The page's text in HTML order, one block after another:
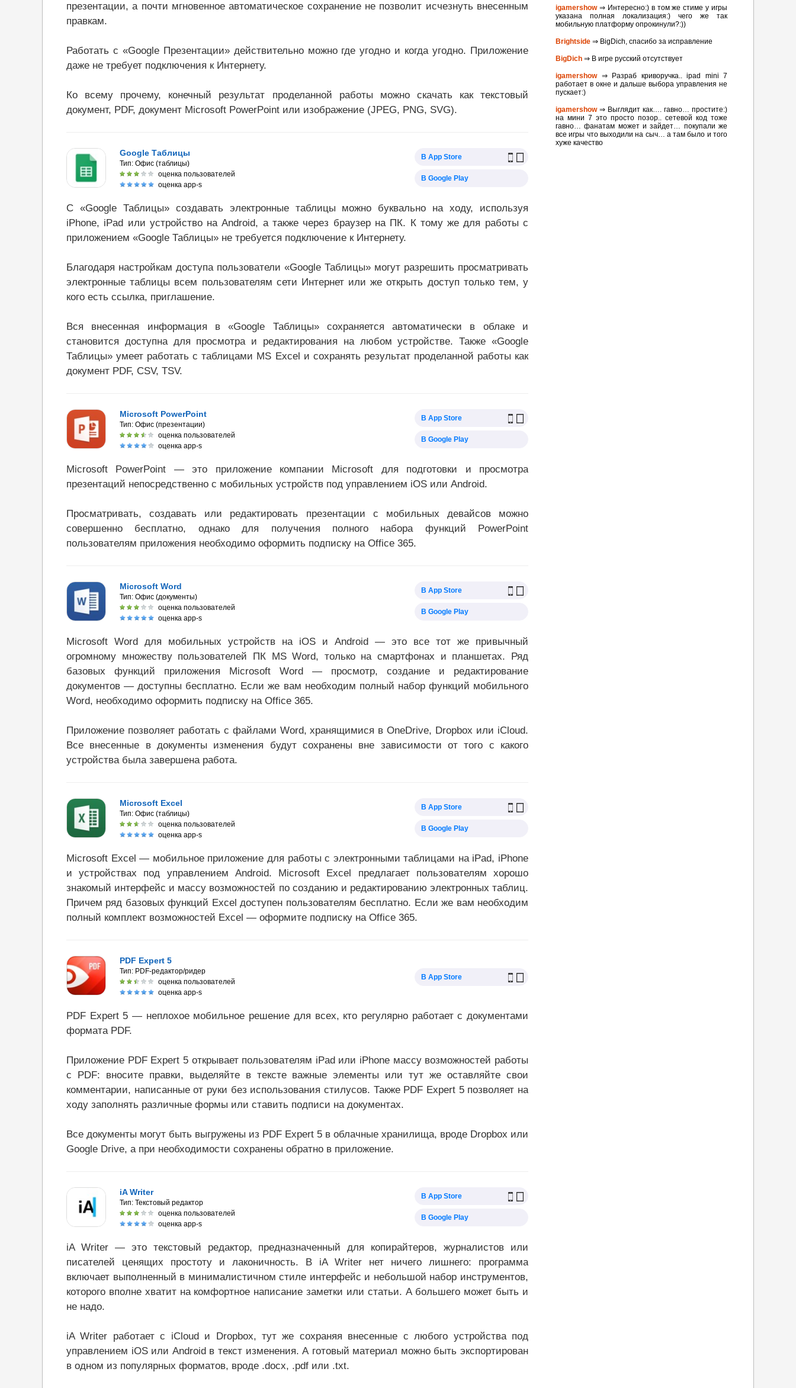
презентации, а почти мгновенное автоматическое сохранение не позволит исчезнуть внесенным
правкам.
Работать с «Google Презентации» действительно можно где угодно и когда угодно. Приложение
даже не требует подключения к Интернету.
Ко всему прочему, конечный результат проделанной работы можно скачать как текстовый
документ, PDF, документ Microsoft PowerPoint или изображение (JPEG, PNG, SVG).
Google Таблицы
Тип: Офис (таблицы)
оценка пользователей
оценка app-s
В App Store
В Google Play
С «Google Таблицы» создавать электронные таблицы можно буквально на ходу, используя
iPhone, iPad или устройство на Android, а также через браузер на ПК. К тому же для работы с
приложением «Google Таблицы» не требуется подключение к Интернету.
Благодаря настройкам доступа пользователи «Google Таблицы» могут разрешить просматривать
электронные таблицы всем пользователям сети Интернет или же открыть доступ только тем, у
кого есть ссылка, приглашение.
Вся внесенная информация в «Google Таблицы» сохраняется автоматически в облаке и
становится доступна для просмотра и редактирования на любом устройстве. Также «Google
Таблицы» умеет работать с таблицами MS Excel и сохранять результат проделанной работы как
документ PDF, CSV, TSV.
Microsoft PowerPoint
Тип: Офис (презентации)
оценка пользователей
оценка app-s
В App Store
В Google Play
Microsoft PowerPoint — это приложение компании Microsoft для подготовки и просмотра
презентаций непосредственно с мобильных устройств под управлением iOS или Android.
Просматривать, создавать или редактировать презентации с мобильных девайсов можно
совершенно бесплатно, однако для получения полного набора функций PowerPoint
пользователям приложения необходимо оформить подписку на Office 365.
Microsoft Word
Тип: Офис (документы)
оценка пользователей
оценка app-s
В App Store
В Google Play
Microsoft Word для мобильных устройств на iOS и Android — это все тот же привычный
огромному множеству пользователей ПК MS Word, только на смартфонах и планшетах. Ряд
базовых функций приложения Microsoft Word — просмотр, создание и редактирование
документов — доступны бесплатно. Если же вам необходим полный набор функций мобильного
Word, необходимо оформить подписку на Office 365.
Приложение позволяет работать с файлами Word, хранящимися в OneDrive, Dropbox или iCloud.
Все внесенные в документы изменения будут сохранены вне зависимости от того с какого
устройства была завершена работа.
Microsoft Excel
Тип: Офис (таблицы)
оценка пользователей
оценка app-s
В App Store
В Google Play
Microsoft Excel — мобильное приложение для работы с электронными таблицами на iPad, iPhone
и устройствах под управлением Android. Microsoft Excel предлагает пользователям хорошо
знакомый интерфейс и массу возможностей по созданию и редактированию электронных таблиц.
Причем ряд базовых функций Excel доступен пользователям бесплатно. Если же вам необходим
полный комплект возможностей Excel — оформите подписку на Office 365.
PDF Expert 5
Тип: PDF-редактор/ридер
оценка пользователей
оценка app-s
В App Store
PDF Expert 5 — неплохое мобильное решение для всех, кто регулярно работает с документами
формата PDF.
Приложение PDF Expert 5 открывает пользователям iPad или iPhone массу возможностей работы
с PDF: вносите правки, выделяйте в тексте важные элементы или тут же оставляйте свои
комментарии, написанные от руки без использования стилусов. Также PDF Expert 5 позволяет на
ходу заполнять различные формы или ставить подписи на документах.
Все документы могут быть выгружены из PDF Expert 5 в облачные хранилища, вроде Dropbox или
Google Drive, а при необходимости сохранены обратно в приложение.
iA Writer
Тип: Текстовый редактор
оценка пользователей
оценка app-s
В App Store
В Google Play
iA Writer — это текстовый редактор, предназначенный для копирайтеров, журналистов или
писателей ценящих простоту и лаконичность. В iA Writer нет ничего лишнего: программа
включает выполненный в минималистичном стиле интерфейс и небольшой набор инструментов,
которого вполне хватит на комфортное написание заметки или статьи. А большего может быть и
не надо.
iA Writer работает с iCloud и Dropbox, тут же сохраняя внесенные с любого устройства под
управлением iOS или Android в текст изменения. А готовый материал можно быть экспортирован
в одном из популярных форматов, вроде .docx, .pdf или .txt.
igamershow⇒ Интересно:) в том же стиме у игры
указана полная локализация:) чего же так
мобильную платформу опрокинули?:))
Brightside ⇒ BigDich, спасибо за исправление
BigDich ⇒ В игре русский отсутствует
igamershow⇒ Разраб криворучка.. ipad mini 7
работает в окне и дальше выбора управления не
пускает:)
igamershow⇒ Выглядит как…. гавно… простите:)
на мини 7 это просто позор.. сетевой код тоже
гавно… фанатам может и зайдет… покупали же
все игры что выходили на сыч… а там было и того
хуже качество